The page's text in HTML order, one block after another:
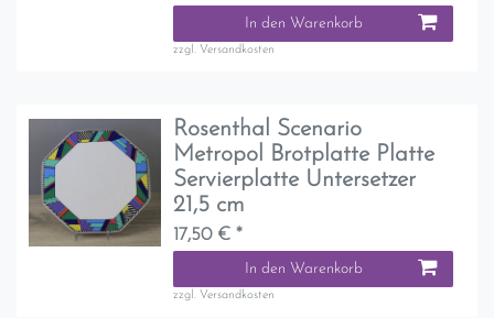
In den Warenkorb
zzgl. Versandkosten
Rosenthal Scenario
Metropol Brotplatte Platte
Servierplatte Untersetzer
21,5 cm
17,50 € *
In den Warenkorb
zzgl. Versandkosten